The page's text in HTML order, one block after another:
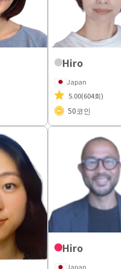
Hiro
Japan
5.00(604회)
50코인
Hiro
Japan